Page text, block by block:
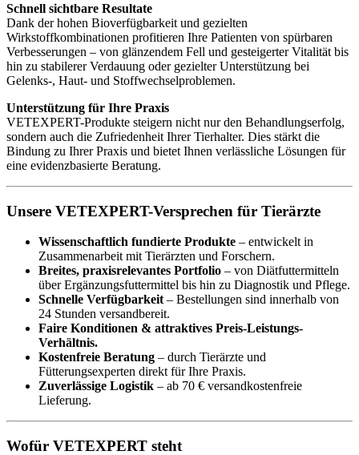
Schnell sichtbare Resultate
Dank der hohen Bioverfügbarkeit und gezielten
Wirkstoffkombinationen profitieren Ihre Patienten von spürbaren
Verbesserungen – von glänzendem Fell und gesteigerter Vitalität bis
hin zu stabilerer Verdauung oder gezielter Unterstützung bei
Gelenks-, Haut- und Stoffwechselproblemen.
Unterstützung für Ihre Praxis
VETEXPERT-Produkte steigern nicht nur den Behandlungserfolg,
sondern auch die Zufriedenheit Ihrer Tierhalter. Dies stärkt die
Bindung zu Ihrer Praxis und bietet Ihnen verlässliche Lösungen für
eine evidenzbasierte Beratung.
Unsere VETEXPERT-Versprechen für Tierärzte
Wissenschaftlich fundierte Produkte – entwickelt in
Zusammenarbeit mit Tierärzten und Forschern.
Breites, praxisrelevantes Portfolio – von Diätfuttermitteln
über Ergänzungsfuttermittel bis hin zu Diagnostik und Pflege.
Schnelle Verfügbarkeit – Bestellungen sind innerhalb von
24 Stunden versandbereit.
Faire Konditionen & attraktives Preis-Leistungs-
Verhältnis.
Kostenfreie Beratung – durch Tierärzte und
Fütterungsexperten direkt für Ihre Praxis.
Zuverlässige Logistik – ab 70 € versandkostenfreie
Lieferung.
Wofür VETEXPERT steht